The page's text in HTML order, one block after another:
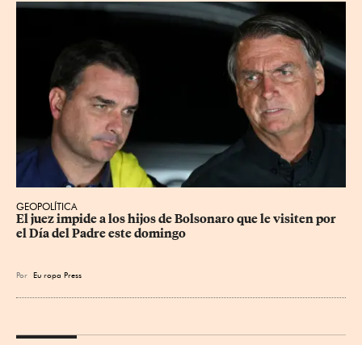
GEOPOLÍTICA
El juez impide a los hijos de Bolsonaro que le visiten por
el Día del Padre este domingo
Por Eu ropa Press